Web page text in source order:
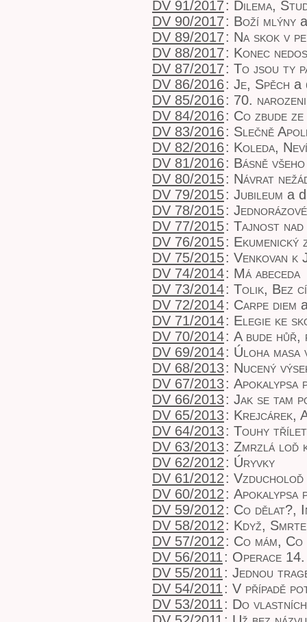
DV 91/2017: Dilema,
DV 90/2017: Boží mlýny
DV 89/2017: Na skok v
DV 88/2017: Konec
DV 87/2017: To jsou ty
DV 86/2016: Je, Spěch a
DV 85/2016: 70.
DV 84/2016: Co zbude
DV 83/2016: Slečně
DV 82/2016: Koleda,
DV 81/2016: Básně
DV 80/2015: Návrat
DV 79/2015: Jubileum a
DV 78/2015:
DV 77/2015: Tajnost
DV 76/2015: Ekumenický
DV 75/2015: Venkovan k
DV 74/2014: Má abeceda
DV 73/2014: Tolik, Bez
DV 72/2014: Carpe diem
DV 71/2014: Elegie ke
DV 70/2014: A bude hůř,
DV 69/2014: Úloha masa
DV 68/2013: Nucený
DV 67/2013: Apokalypsa
DV 66/2013: Jak se tam
DV 65/2013: Krejcárek,
DV 64/2013: Touhy
DV 63/2013: Zmrzlá loď
DV 62/2012: Úryvky
DV 61/2012: Vzducholoď
DV 60/2012: Apokalypsa
DV 59/2012: Co dělat?,
DV 58/2012: Když,
DV 57/2012: Co mám,
DV 56/2011: Operace
DV 55/2011: Jednou
DV 54/2011: V případě
DV 53/2011: Do